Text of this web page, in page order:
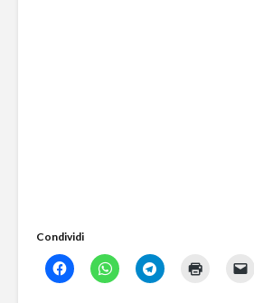
Condividi